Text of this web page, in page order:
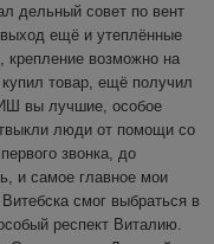
дельный совет по вент
ещё и утеплённые
крепление возможно на
товар, ещё получил
вы лучшие, особое
люди от помощи со
звонка, до
и самое главное мои
смог выбраться в
респект Виталию.